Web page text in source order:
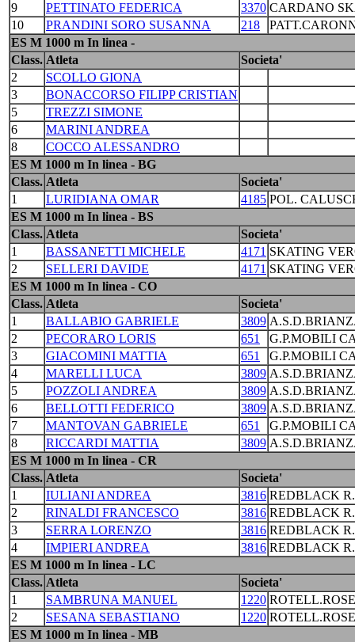
9
PETTINATO FEDERICA 3370 CARDANO
10
PRANDINI SORO SUSANNA 218
ES M 1000 m In linea -
Class. Atleta
Societa'
2
SCOLLO GIONA
3
BONACCORSO FILIPP CRISTIAN
5
TREZZI SIMONE
6
MARINI ANDREA
8
COCCO ALESSANDRO
ES M 1000 m In linea - BG
Class. Atleta
Societa'
1
LURIDIANA OMAR 4185 POL.
ES M 1000 m In linea - BS
Class. Atleta
Societa'
1
BASSANETTI MICHELE 4171 SKATING
2
SELLERI DAVIDE 4171 SKATING
ES M 1000 m In linea - CO
Class. Atleta
Societa'
1
BALLABIO GABRIELE 3809
2
PECORARO LORIS 651
G.P.MOBILI
3
GIACOMINI MATTIA 651
G.P.MOBILI
4
MARELLI LUCA 3809
5
POZZOLI ANDREA 3809
6
BELLOTTI FEDERICO 3809
7
MANTOVAN GABRIELE 651
G.P.MOBILI
8
RICCARDI MATTIA 3809
ES M 1000 m In linea - CR
Class. Atleta
Societa'
1
IULIANI ANDREA 3816 REDBLACK
2
RINALDI FRANCESCO 3816 REDBLACK
3
SERRA LORENZO 3816 REDBLACK
4
IMPIERI ANDREA 3816 REDBLACK
ES M 1000 m In linea - LC
Class. Atleta
Societa'
1
SAMBRUNA MANUEL 1220
2
SESANA SEBASTIANO 1220
ES M 1000 m In linea - MB